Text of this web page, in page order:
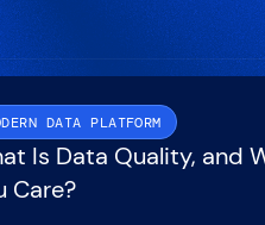
DATA PLATFORM
Is Data Quality, and
Care?